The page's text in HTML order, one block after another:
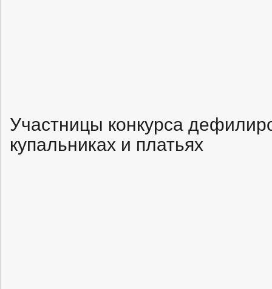
Участницы конкурса
купальниках и платьях